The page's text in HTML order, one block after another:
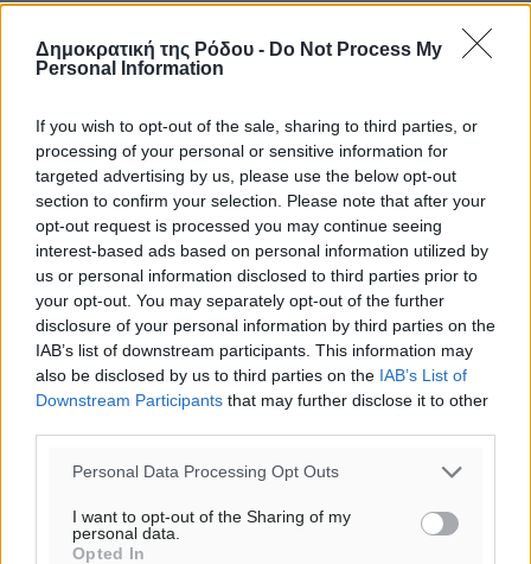
Δημοκρατική της Ρόδου - Do Not Process My
Personal Information
If you wish to opt-out of the sale, sharing to third parties, or
processing of your personal or sensitive information for
targeted advertising by us, please use the below opt-out
section to confirm your selection. Please note that after your
opt-out request is processed you may continue seeing
interest-based ads based on personal information utilized by
us or personal information disclosed to third parties prior to
your opt-out. You may separately opt-out of the further
disclosure of your personal information by third parties on the
IAB’s list of downstream participants. This information may
also be disclosed by us to third parties on the IAB’s List of
Downstream Participants that may further disclose it to other
Personal Data Processing Opt Outs
I want to opt-out of the Sharing of my
personal data.
Opted In
29°
ΤΡ
28°